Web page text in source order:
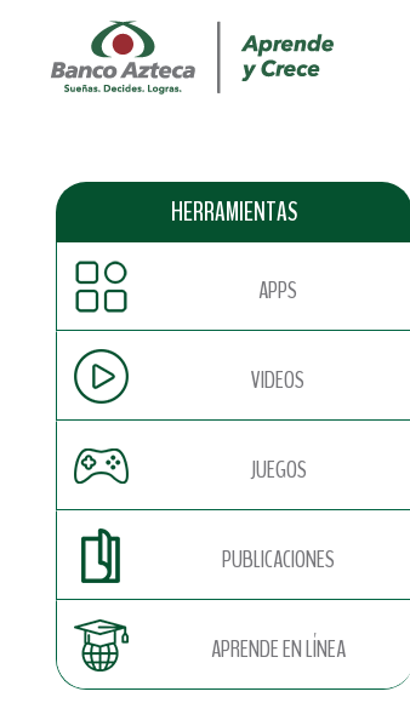
HERRAMIENTAS
APPS
VIDEOS
JUEGOS
PUBLICACIONES
APRENDE EN LÍNEA